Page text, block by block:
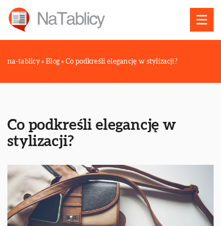
na-tablicy » Blog »Co podkreśli elegancję w stylizacji?
Co podkreśli elegancję w
stylizacji?